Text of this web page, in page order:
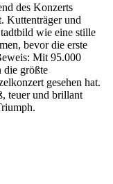
des Konzerts
Kuttenträger und
wie eine stille
bevor die erste
Mit 95.000
die größte
gesehen hat.
teuer und brillant